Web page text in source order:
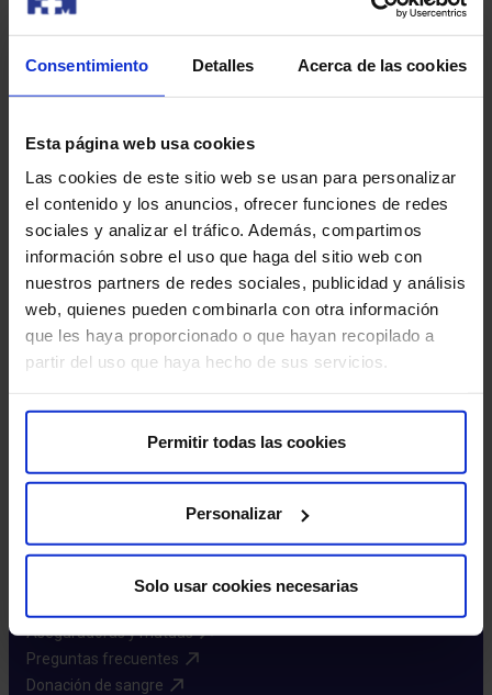
Consentimiento Detalles Acerca de las cookies
Esta página web usa cookies
Las cookies de este sitio web se usan para personalizar
el contenido y los anuncios, ofrecer funciones de redes
sociales y analizar el tráfico. Además, compartimos
información sobre el uso que haga del sitio web con
nuestros partners de redes sociales, publicidad y análisis
web, quienes pueden combinarla con otra información
que les haya proporcionado o que hayan recopilado a
partir del uso que haya hecho de sus servicios.
Permitir todas las cookies
Personalizar
Solo usar cookies necesarias
Más HM Hospitales
Fundación HM​
Instituto HM Hospitales​
Intranet HM Hospitales​
Enlaces de interés
Aseguradoras y mutuas​
Preguntas frecuentes​
Donación de sangre​